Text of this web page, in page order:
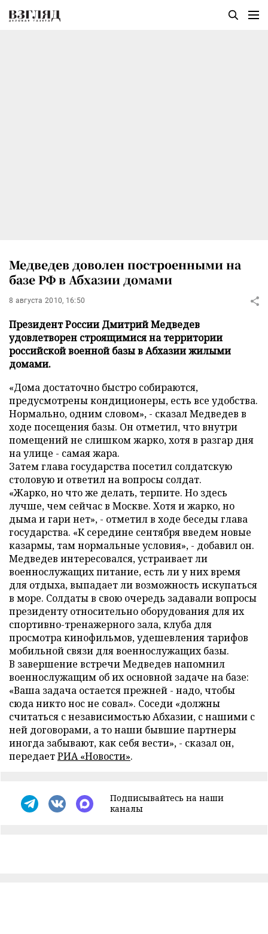
Медведев доволен построенными на
базе РФ в Абхазии домами
8 августа 2010, 16:50
Президент России Дмитрий Медведев
удовлетворен строящимися на территории
российской военной базы в Абхазии жилыми
домами.
«Дома достаточно быстро собираются,
предусмотрены кондиционеры, есть все удобства.
Нормально, одним словом», - сказал Медведев в
ходе посещения базы. Он отметил, что внутри
помещений не слишком жарко, хотя в разгар дня
на улице - самая жара.
Затем глава государства посетил солдатскую
столовую и ответил на вопросы солдат.
«Жарко, но что же делать, терпите. Но здесь
лучше, чем сейчас в Москве. Хотя и жарко, но
дыма и гари нет», - отметил в ходе беседы глава
государства. «К середине сентября введем новые
казармы, там нормальные условия», - добавил он.
Медведев интересовался, устраивает ли
военнослужащих питание, есть ли у них время
для отдыха, выпадает ли возможность искупаться
в море. Солдаты в свою очередь задавали вопросы
президенту относительно оборудования для их
спортивно-тренажерного зала, клуба для
просмотра кинофильмов, удешевления тарифов
мобильной связи для военнослужащих базы.
В завершение встречи Медведев напомнил
военнослужащим об их основной задаче на базе:
«Ваша задача остается прежней - надо, чтобы
сюда никто нос не совал». Соседи «должны
считаться с независимостью Абхазии, с нашими с
ней договорами, а то наши бывшие партнеры
иногда забывают, как себя вести», - сказал он,
передаетРИА «Новости».
Подписывайтесь на наши
каналы